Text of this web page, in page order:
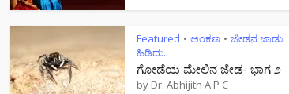
Featured • ಅಂಕಣ • ಜೇಡನ ಜಾಡು
ಹಿಡಿದು..
ಗೋಡೆಯ ಮೇಲಿನ ಜೇಡ- ಭಾಗ ೨
by Dr. Abhijith A P C